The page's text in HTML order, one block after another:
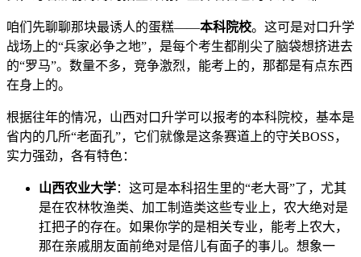
咱们先聊聊那块最诱人的蛋糕——本科院校。这可是对口升学
战场上的“兵家必争之地”，是每个考生都削尖了脑袋想挤进去
的“罗马”。数量不多，竞争激烈，能考上的，那都是有点东西
在身上的。
根据往年的情况，山西对口升学可以报考的本科院校，基本是
省内的几所“老面孔”，它们就像是这条赛道上的守关BOSS，
实力强劲，各有特色：
山西农业大学：这可是本科招生里的“老大哥”了，尤其
是在农林牧渔类、加工制造类这些专业上，农大绝对是
扛把子的存在。如果你学的是相关专业，能考上农大，
那在亲戚朋友面前绝对是倍儿有面子的事儿。想象一